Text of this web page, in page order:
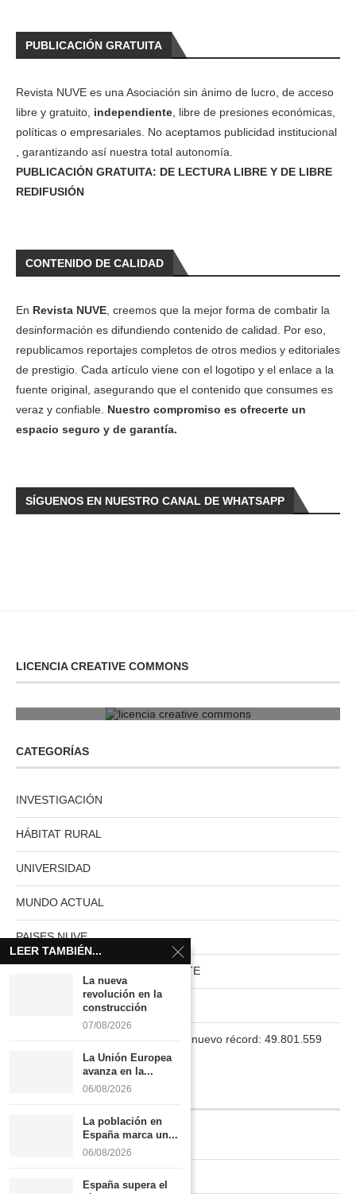
PUBLICACIÓN GRATUITA
Revista NUVE es una Asociación sin ánimo de lucro, de acceso
libre y gratuito, independiente , libre de presiones económicas,
políticas o empresariales. No aceptamos publicidad institucional
, garantizando así nuestra total autonomía.
PUBLICACIÓN GRATUITA: DE LECTURA LIBRE Y DE LIBRE
REDIFUSIÓN
CONTENIDO DE CALIDAD
En Revista NUVE , creemos que la mejor forma de combatir la
desinformación es difundiendo contenido de calidad. Por eso,
republicamos reportajes completos de otros medios y editoriales
de prestigio. Cada artículo viene con el logotipo y el enlace a la
fuente original, asegurando que el contenido que consumes es
veraz y confiable. Nuestro compromiso es ofrecerte un
espacio seguro y de garantía.
SÍGUENOS EN NUESTRO CANAL DE WHATSAPP
LICENCIA CREATIVE COMMONS
CATEGORÍAS
INVESTIGACIÓN
HÁBITAT RURAL
UNIVERSIDAD
MUNDO ACTUAL
PAISES NUVE
HABITAT RURAL AUTOSUFICIENTE
La población en España marca un nuevo récord: 49.801.559
INFORMACIÓN
Quiénes somos
LEER TAMBIÉN...
La nueva
revolución en la
construcción
07/08/2026
La Unión Europea
avanza en la...
06/08/2026
La población en
España marca un...
06/08/2026
España supera el